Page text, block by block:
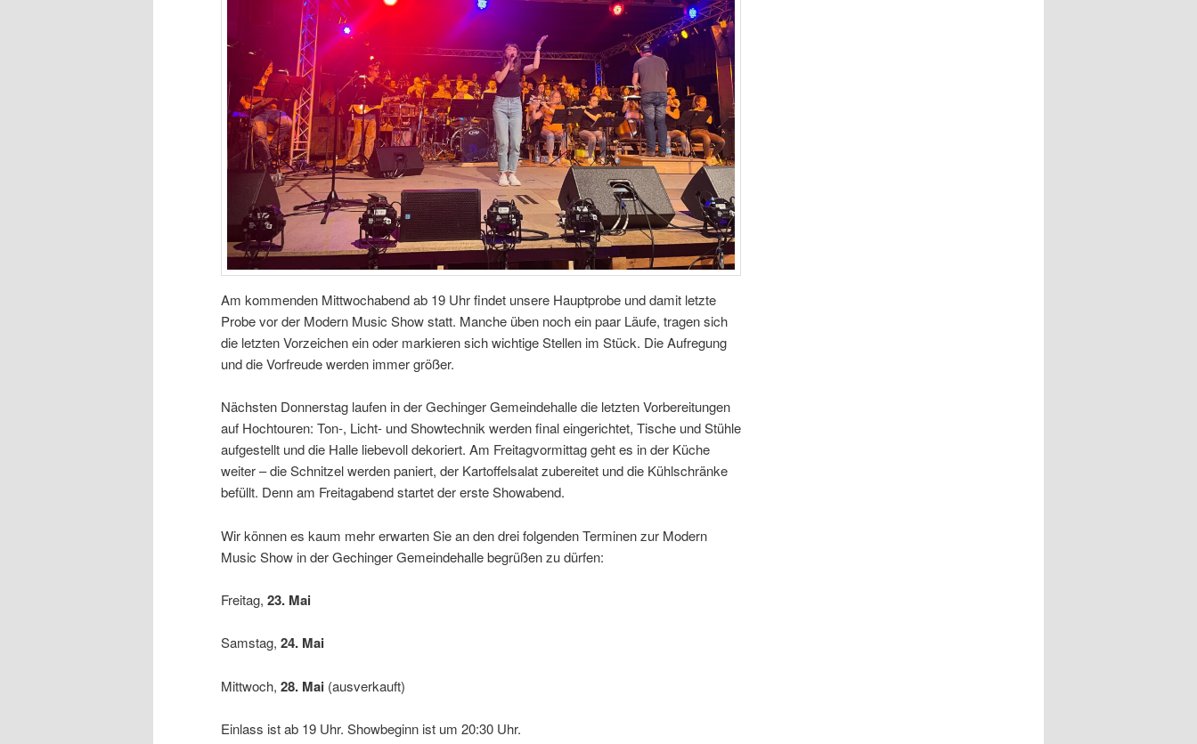
Am kommenden Mittwochabend ab 19 Uhr findet unsere Hauptprobe und damit letzte
Probe vor der Modern Music Show statt. Manche üben noch ein paar Läufe, tragen sich
die letzten Vorzeichen ein oder markieren sich wichtige Stellen im Stück. Die Aufregung
und die Vorfreude werden immer größer.
Nächsten Donnerstag laufen in der Gechinger Gemeindehalle die letzten Vorbereitungen
auf Hochtouren: Ton-, Licht- und Showtechnik werden final eingerichtet, Tische und Stühle
aufgestellt und die Halle liebevoll dekoriert. Am Freitagvormittag geht es in der Küche
weiter – die Schnitzel werden paniert, der Kartoffelsalat zubereitet und die Kühlschränke
befüllt. Denn am Freitagabend startet der erste Showabend.
Wir können es kaum mehr erwarten Sie an den drei folgenden Terminen zur Modern
Music Show in der Gechinger Gemeindehalle begrüßen zu dürfen:
Freitag, 23. Mai
Samstag, 24. Mai
Mittwoch, 28. Mai (ausverkauft)
Einlass ist ab 19 Uhr. Showbeginn ist um 20:30 Uhr.